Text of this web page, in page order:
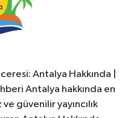
Antalya Hakkında |
Antalya hakkında en
güvenilir yayıncılık